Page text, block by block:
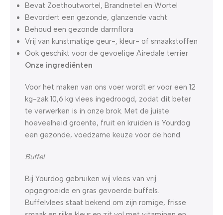
Bevat Zoethoutwortel, Brandnetel en Wortel
Bevordert een gezonde, glanzende vacht
Behoud een gezonde darmflora
Vrij van kunstmatige geur-, kleur- of smaakstoffen
Ook geschikt voor de gevoelige Airedale terriër
Onze ingrediënten
Voor het maken van ons voer wordt er voor een 12
kg-zak 10,6 kg vlees ingedroogd, zodat dit beter
te verwerken is in onze brok. Met de juiste
hoeveelheid groente, fruit en kruiden is Yourdog
een gezonde, voedzame keuze voor de hond.
Buffel
Bij Yourdog gebruiken wij vlees van vrij
opgegroeide en gras gevoerde buffels.
Buffelvlees staat bekend om zijn romige, frisse